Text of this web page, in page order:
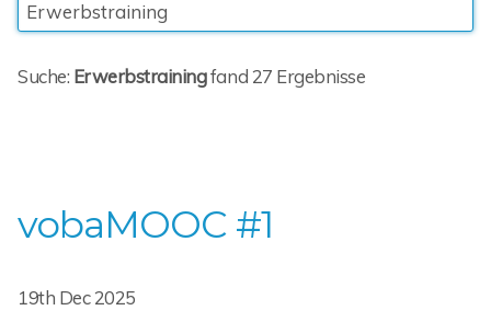
Suche: Erwerbstrainingfand 27 Ergebnisse
vobaMOOC #1
19th Dec 2025